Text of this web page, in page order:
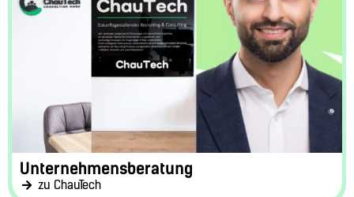
Unternehmensberatung
zu ChauTech